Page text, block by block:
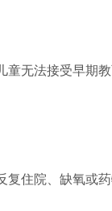
无法接受早期
住院、缺氧或